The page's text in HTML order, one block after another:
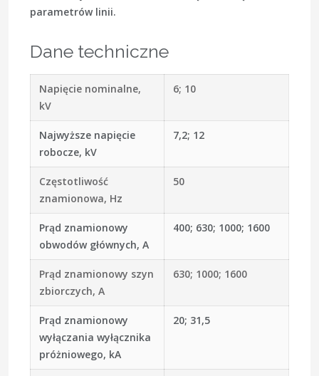
parametrów linii.
Dane techniczne
Napięcie nominalne,
kV
6; 10
Najwyższe napięcie
robocze, kV
7,2; 12
Częstotliwość
znamionowa, Hz
50
Prąd znamionowy
obwodów głównych, A
400; 630; 1000; 1600
Prąd znamionowy szyn
zbiorczych, A
630; 1000; 1600
Prąd znamionowy
wyłączania wyłącznika
próżniowego, kA
20; 31,5